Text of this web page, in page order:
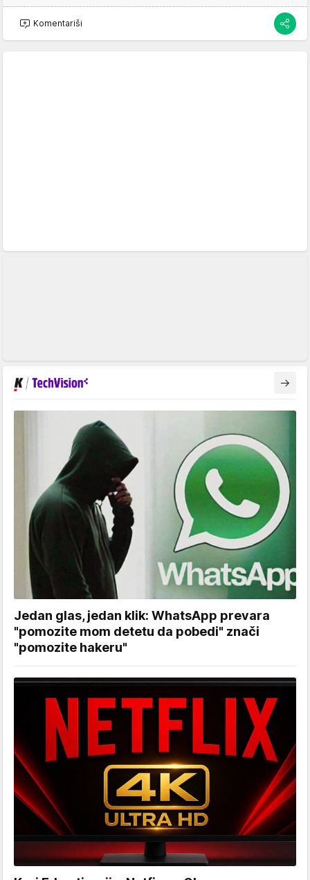
Komentariši
Jedan glas, jedan klik: WhatsApp prevara
"pomozite mom detetu da pobedi" znači
"pomozite hakeru"